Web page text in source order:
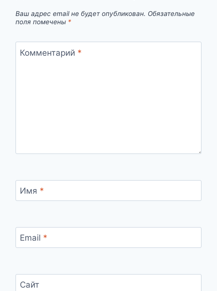
Ваш адрес email не будет опубликован. Обязательные
поля помечены *
Комментарий *
Имя *
Email *
Сайт